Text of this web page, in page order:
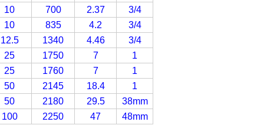
10 700 2.37
3/4
10 835 4.2
3/4
12.5 1340 4.46
3/4
25 1750 7
1
25 1760 7
1
50 2145 18.4
1
50 2180 29.5
38mm
100 2250 47 48mm